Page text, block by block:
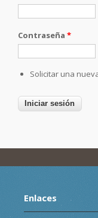
Contraseña *
Solicitar una
Enlaces